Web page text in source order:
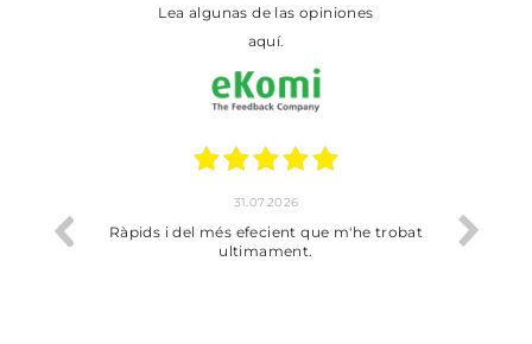
Lea algunas de las opiniones
aquí.
que m'he trobat
Bien pero soy de Vilafranca y no me ha
dejado recoger en tienda